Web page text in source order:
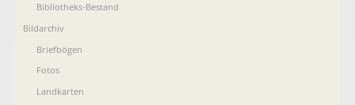
Bibliotheks-Bestand
Bildarchiv
Briefbögen
Fotos
Landkarten